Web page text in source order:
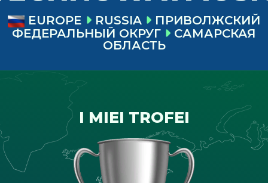
EUROPE RUSSIA
ПРИВОЛЖСКИЙ
ФЕДЕРАЛЬНЫЙ ОКРУГ
САМАРСКАЯ
ОБЛАСТЬ
I MIEI TROFEI